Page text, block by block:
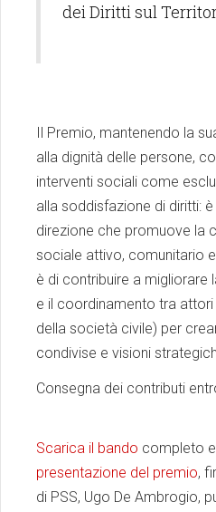
dei Diritti sul
Il Premio, mantenendo la
alla dignità delle persone,
interventi sociali come
alla soddisfazione di diritti:
direzione che promuove la
sociale attivo, comunitario
è di contribuire a migliorare
e il coordinamento tra
della società civile) per
condivise e visioni
Consegna dei contributi
Scarica il bando completo e
presentazione del premio,
di PSS, Ugo De Ambrogio,